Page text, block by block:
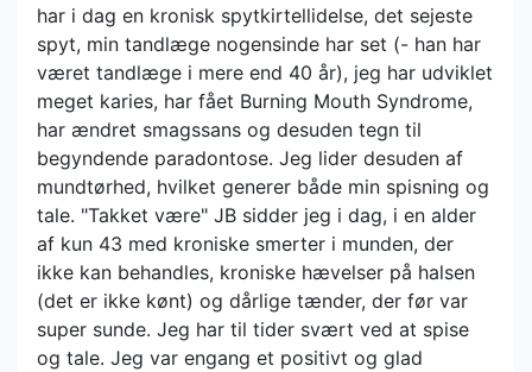
har i dag en kronisk spytkirtellidelse, det sejeste
spyt, min tandlæge nogensinde har set (- han har
været tandlæge i mere end 40 år), jeg har udviklet
meget karies, har fået Burning Mouth Syndrome,
har ændret smagssans og desuden tegn til
begyndende paradontose. Jeg lider desuden af
mundtørhed, hvilket generer både min spisning og
tale. "Takket være" JB sidder jeg i dag, i en alder
af kun 43 med kroniske smerter i munden, der
ikke kan behandles, kroniske hævelser på halsen
(det er ikke kønt) og dårlige tænder, der før var
super sunde. Jeg har til tider svært ved at spise
og tale. Jeg var engang et positivt og glad